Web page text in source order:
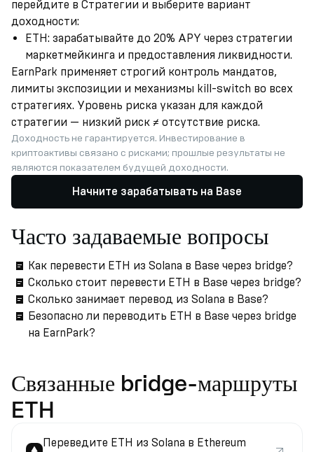
перейдите в Стратегии и выберите вариант
доходности:
ETH: зарабатывайте до 20% APY через стратегии
маркетмейкинга и предоставления ликвидности.
EarnPark применяет строгий контроль мандатов,
лимиты экспозиции и механизмы kill-switch во всех
стратегиях. Уровень риска указан для каждой
стратегии — низкий риск ≠ отсутствие риска.
Доходность не гарантируется. Инвестирование в
криптоактивы связано с рисками; прошлые результаты не
являются показателем будущей доходности.
Начните зарабатывать на Base
Часто задаваемые вопросы
Как перевести ETH из Solana в Base через bridge?
Сколько стоит перевести ETH в Base через bridge?
Сколько занимает перевод из Solana в Base?
Безопасно ли переводить ETH в Base через bridge
на EarnPark?
Связанные bridge-маршруты
ETH
Переведите ETH из Solana в Ethereum